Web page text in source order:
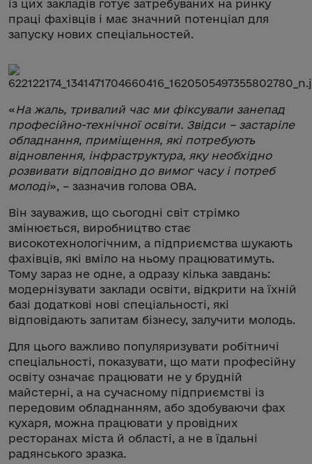
із цих закладів готує затребуваних на ринку
праці фахівців і має значний потенціал для
запуску нових спеціальностей.
«На жаль, тривалий час ми фіксували занепад
професійно-технічної освіти. Звідси – застаріле
обладнання, приміщення, які потребують
відновлення, інфраструктура, яку необхідно
розвивати відповідно до вимог часу і потреб
молоді», – зазначив голова ОВА.
Він зауважив, що сьогодні світ стрімко
змінюється, виробництво стає
високотехнологічним, а підприємства шукають
фахівців, які вміло на ньому працюватимуть.
Тому зараз не одне, а одразу кілька завдань:
модернізувати заклади освіти, відкрити на їхній
базі додаткові нові спеціальності, які
відповідають запитам бізнесу, залучити молодь.
Для цього важливо популяризувати робітничі
спеціальності, показувати, що мати професійну
освіту означає працювати не у брудній
майстерні, а на сучасному підприємстві із
передовим обладнанням, або здобуваючи фах
кухаря, можна працювати у провідних
ресторанах міста й області, а не в їдальні
радянського зразка.